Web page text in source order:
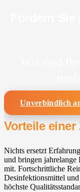
Unverbindlich
Vorteile
Nichts ersetzt
und bringen
mit. Fortschrittliche
Desinfektionsmittel
höchste